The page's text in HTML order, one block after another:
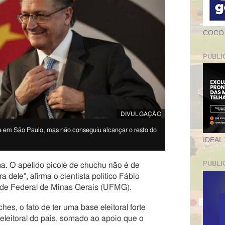
DIVULGAÇÃO
São Paulo, mas não conseguiu alcançar o resto do
O apelido picolé de chuchu não é de
dele", afirma o cientista político Fábio
Federal de Minas Gerais (UFMG).
o fato de ter uma base eleitoral forte
do país, somado ao apoio que o